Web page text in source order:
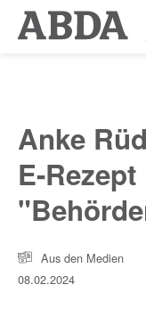
Springe
direkt
zur
Meta-
Navigation
Inhalt
zur
Anke
E-Rezept
Aus den Medien
08.02.2024